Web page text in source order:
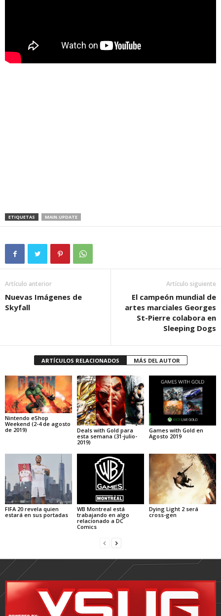
ETIQUETAS MAIN.UPDATE
Artículo anterior
Nuevas Imágenes de
Skyfall
Artículo siguiente
El campeón mundial de
artes marciales Georges
St-Pierre colabora en
Sleeping Dogs
ARTÍCULOS RELACIONADOS MÁS DEL AUTOR
Nintendo eShop
Weekend (2-4 de agosto
de 2019)
Deals with Gold para
esta semana (31-julio-
2019)
Games with Gold en
Agosto 2019
FIFA 20 revela quien
estará en sus portadas
WB Montreal está
trabajando en algo
relacionado a DC
Comics
Dying Light 2 será
cross-gen